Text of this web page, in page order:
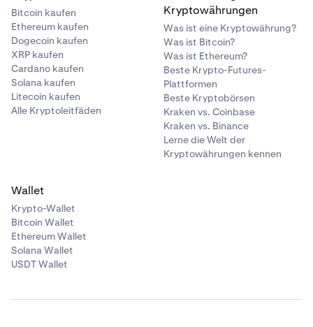
Bitcoin kaufen
Ethereum kaufen
Dogecoin kaufen
XRP kaufen
Cardano kaufen
Solana kaufen
Litecoin kaufen
Alle Kryptoleitfäden
Kryptowährungen
Was ist eine Kryptowährung?
Was ist Bitcoin?
Was ist Ethereum?
Beste Krypto-Futures-
Plattformen
Beste Kryptobörsen
Kraken vs. Coinbase
Kraken vs. Binance
Lerne die Welt der
Kryptowährungen kennen
Wallet
Krypto-Wallet
Bitcoin Wallet
Ethereum Wallet
Solana Wallet
USDT Wallet